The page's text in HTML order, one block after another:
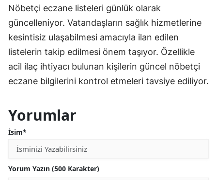
Nöbetçi eczane listeleri günlük olarak
güncelleniyor. Vatandaşların sağlık hizmetlerine
kesintisiz ulaşabilmesi amacıyla ilan edilen
listelerin takip edilmesi önem taşıyor. Özellikle
acil ilaç ihtiyacı bulunan kişilerin güncel nöbetçi
eczane bilgilerini kontrol etmeleri tavsiye ediliyor.
Yorumlar
İsim*
Yorum Yazın (500 Karakter)